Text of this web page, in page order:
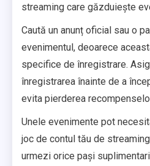
streaming care găzduiește
Caută un anunț oficial sau o
evenimentul, deoarece
specifice de înregistrare.
înregistrarea înainte de a
evita pierderea
Unele evenimente pot
joc de contul tău de
urmezi orice pași